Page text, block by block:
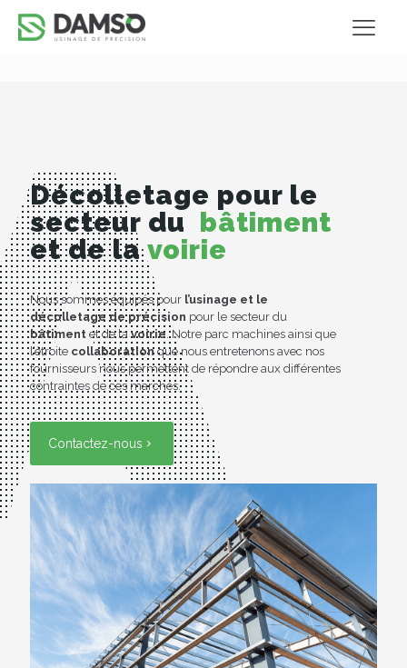
Décolletage pour le
secteur du bâtiment
et de lavoirie
Nous sommes équipés pour l’usinage et le
décolletage de précision pour le secteur du
bâtiment et de la voirie. Notre parc machines ainsi que
l’étroite collaboration que nous entretenons avec nos
fournisseurs nous permettent de répondre aux différentes
contraintes de ces marchés.
Contactez-nous